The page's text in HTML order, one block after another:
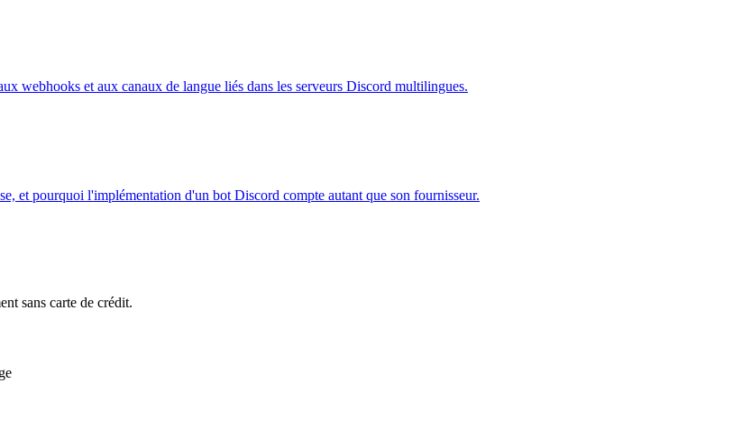
webhooks et aux canaux de langue liés dans les serveurs Discord multilingues.
et pourquoi l'implémentation d'un bot Discord compte autant que son fournisseur.
sans carte de crédit.